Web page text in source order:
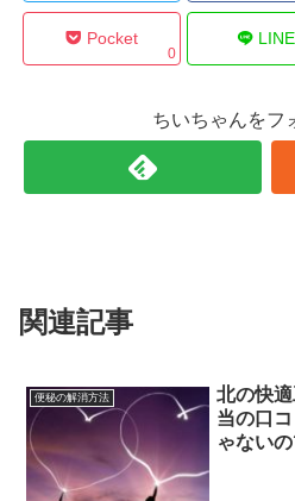
Pocket
0
LINE
ちいちゃんをフ
関連記事
便秘の解消方法
北の快
当の口
ゃない